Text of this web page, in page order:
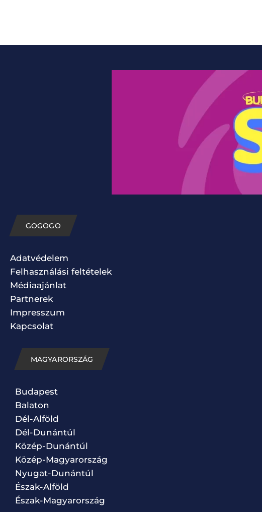
GOGOGO
Adatvédelem
Felhasználási feltételek
Médiaajánlat
Partnerek
Impresszum
Kapcsolat
MAGYARORSZÁG
Budapest
Balaton
Dél-Alföld
Dél-Dunántúl
Közép-Dunántúl
Közép-Magyarország
Nyugat-Dunántúl
Észak-Alföld
Észak-Magyarország